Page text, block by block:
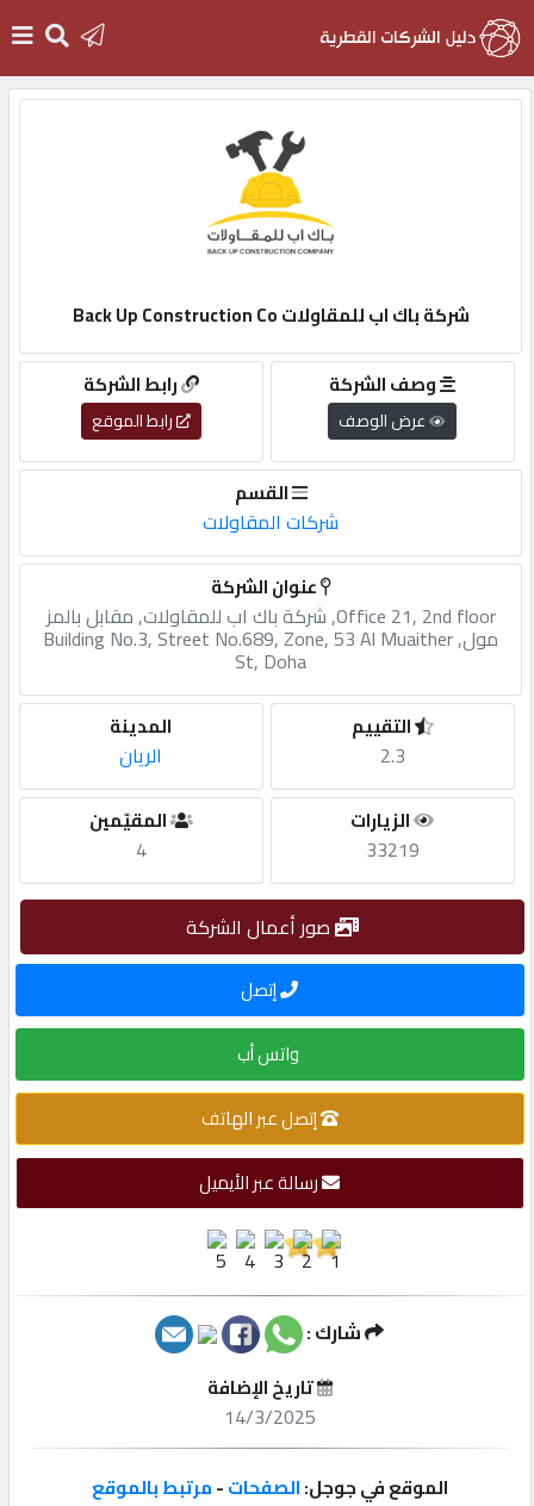
English
أضف
طلب
اشتراك
مميزة
إبحث
بنا
مزاد
شركة باك اب للمقاولات Back Up Construction Co
رابط الشركة
رابط الموقع
وصف الشركة
عرض الوصف
القسم
شركات المقاولات
عنوان الشركة
Office 21, 2nd floor, شركة باك اب للمقاولات, مقابل بالمز
مول, Building No.3, Street No.689, Zone, 53 Al Muaither
St, Doha
المدينة
الريان
التقييم
2.3
المقيّمين
4
الزيارات
33219
صور أعمال الشركة
إتصل
واتس أب
إتصل عبر الهاتف
رسالة عبر الأيميل
شارك :
تاريخ الإضافة
14/3/2025
الموقع في جوجل:الصفحات-مرتبط بالموقع